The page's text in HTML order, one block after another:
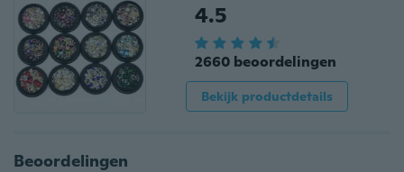
4.5
2660 beoordelingen
Bekijk productdetails
Beoordelingen